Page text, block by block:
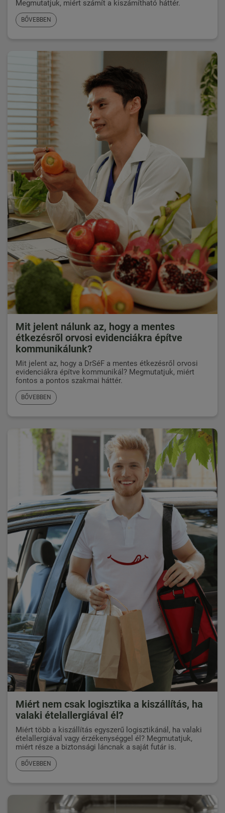
Megmutatjuk, miért számít a kiszámítható háttér.
BŐVEBBEN
Mit jelent nálunk az, hogy a mentes
étkezésről orvosi evidenciákra építve
kommunikálunk?
Mit jelent az, hogy a DrSéF a mentes étkezésről orvosi
evidenciákra építve kommunikál? Megmutatjuk, miért
fontos a pontos szakmai háttér.
BŐVEBBEN
Miért nem csak logisztika a kiszállítás, ha
valaki ételallergiával él?
Miért több a kiszállítás egyszerű logisztikánál, ha valaki
ételallergiával vagy érzékenységgel él? Megmutatjuk,
miért része a biztonsági láncnak a saját futár is.
BŐVEBBEN